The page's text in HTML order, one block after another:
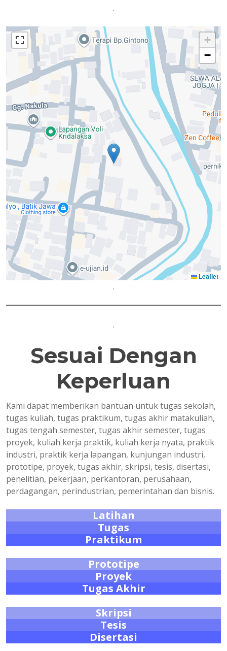
.
+
−
Leaflet
.
.
Sesuai Dengan
Keperluan
Kami dapat memberikan bantuan untuk tugas sekolah,
tugas kuliah, tugas praktikum, tugas akhir matakuliah,
tugas tengah semester, tugas akhir semester, tugas
proyek, kuliah kerja praktik, kuliah kerja nyata, praktik
industri, praktik kerja lapangan, kunjungan industri,
prototipe, proyek, tugas akhir, skripsi, tesis, disertasi,
penelitian, pekerjaan, perkantoran, perusahaan,
perdagangan, perindustrian, pemerintahan dan bisnis.
Latihan
Tugas
Praktikum
Prototipe
Proyek
Tugas Akhir
Skripsi
Tesis
Disertasi